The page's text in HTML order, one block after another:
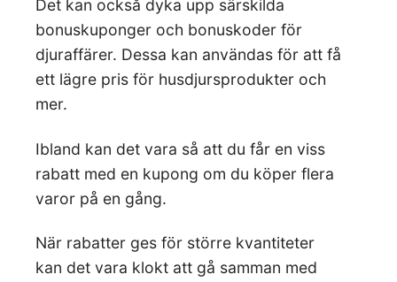
Det kan också dyka upp särskilda
bonuskuponger och bonuskoder för
djuraffärer. Dessa kan användas för att få
ett lägre pris för husdjursprodukter och
mer.
Ibland kan det vara så att du får en viss
rabatt med en kupong om du köper flera
varor på en gång.
När rabatter ges för större kvantiteter
kan det vara klokt att gå samman med